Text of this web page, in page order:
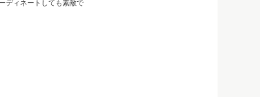
ディネートしても素敵で